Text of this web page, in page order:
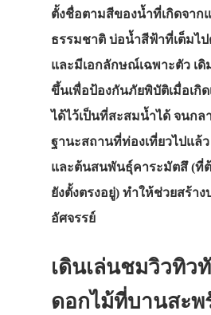
ตั้งชื่อตามสีของน้ำที่เกิดจาก
ธรรมชาติ บ่อน้ำสีฟ้าที่เต็มไ
และมีเอกลักษณ์เฉพาะตัว เ
ขึ้นเพื่อป้องกันภัยพิบัติเมื่อเกิ
ได้ไว้เป็นที่สะสมน้ำได้ จนกล
ฐานะสถานที่ท่องเที่ยวไปแล้
และต้นสนพันธุ์คาระมัตสึ (ที่
ยังตั้งตรงอยู่) ทำให้ช่วยสร้า
อัศจรรย์
เดินเล่นชมวิวทิว
ดอกไม้ที่บานสะพ